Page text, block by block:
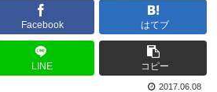
Facebook はてブ
LINE コピー
2017.06.08